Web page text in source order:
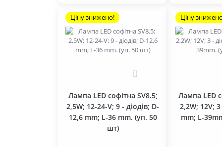
Ціну знижено!
Лампа LED софітна SV8.5;
2,5W; 12-24-V; 9 - діодів; D-
12,6 mm; L-36 mm. (уп. 50
шт)
Ціну
Лампа LED
2,2W; 12V;
mm; L-